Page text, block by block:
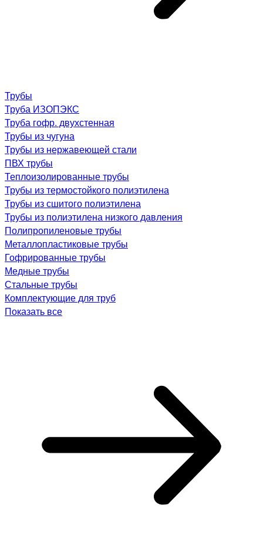
Трубы
Труба ИЗОПЭКС
Труба гофр. двухстенная
Трубы из чугуна
Трубы из нержавеющей стали
ПВХ трубы
Теплоизолированные трубы
Трубы из термостойкого полиэтилена
Трубы из сшитого полиэтилена
Трубы из полиэтилена низкого давления
Полипропиленовые трубы
Металлопластиковые трубы
Гофрированные трубы
Медные трубы
Стальные трубы
Комплектующие для труб
Показать все